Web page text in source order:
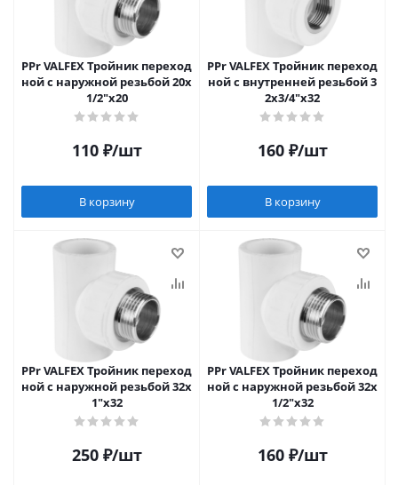
PPr VALFEX Тройник переход
ной с наружной резьбой 20х
1/2"х20
110₽/шт
В корзину
PPr VALFEX Тройник переход
ной с внутренней резьбой 3
2х3/4"х32
160₽/шт
В корзину
PPr VALFEX Тройник переход
ной с наружной резьбой 32х
1"х32
250₽/шт
PPr VALFEX Тройник переход
ной с наружной резьбой 32х
1/2"х32
160₽/шт